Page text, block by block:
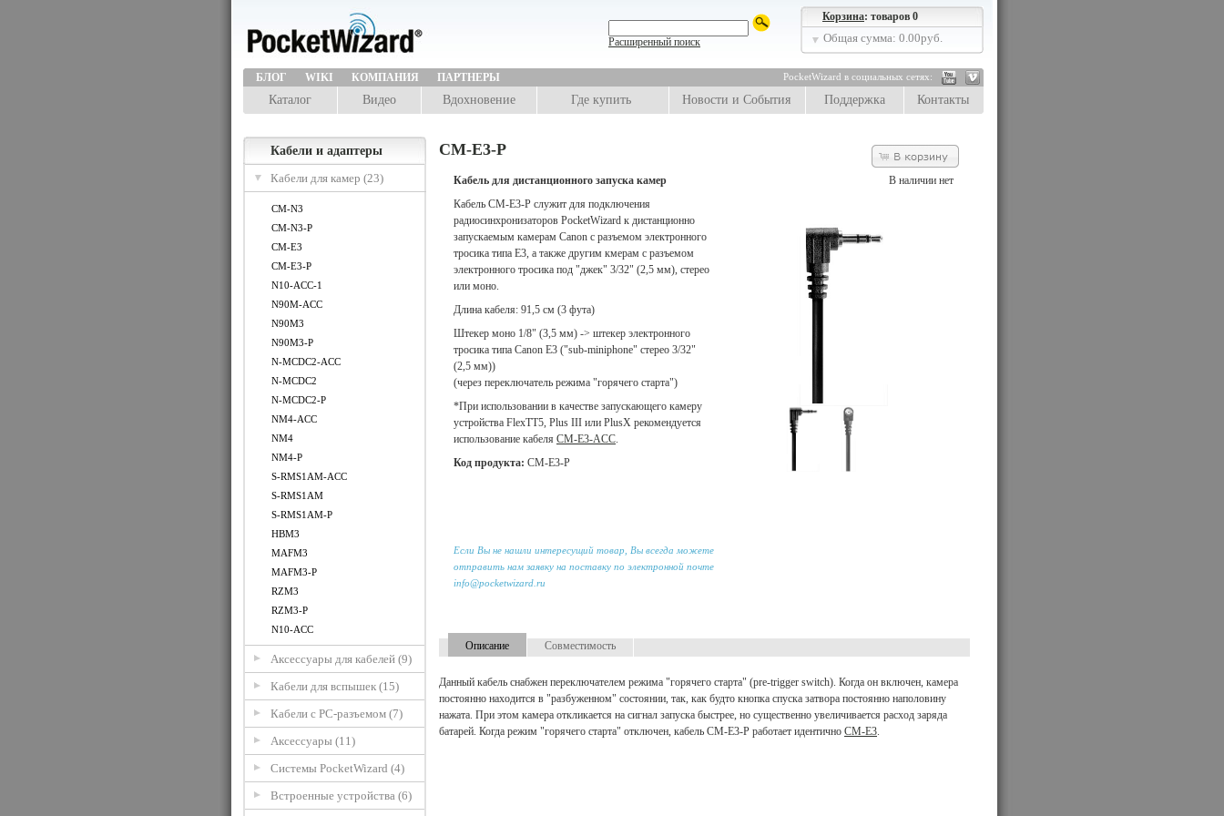
Корзина: товаров 0
Общая сумма: 0.00руб.
Расширенный поиск
БЛОГ WIKI КОМПАНИЯ ПАРТНЕРЫ PocketWizard в социальных сетях:
Каталог Видео Вдохновение Где купить Новости и События Поддержка Контакты
Кабели и адаптеры
Кабели для камер (23)
CM-N3
CM-N3-P
CM-E3
CM-E3-P
N10-ACC-1
N90M-ACC
N90M3
N90M3-P
N-MCDC2-ACC
N-MCDC2
N-MCDC2-P
NM4-ACC
NM4
NM4-P
S-RMS1AM-ACC
S-RMS1AM
S-RMS1AM-P
HBM3
MAFM3
MAFM3-P
RZM3
RZM3-P
N10-ACC
Аксессуары для кабелей (9)
Кабели для вспышек (15)
Кабели с PC-разъемом (7)
Аксессуары (11)
Системы PocketWizard (4)
Встроенные устройства (6)
В наличии нет
CM-E3-P
Кабель для дистанционного запуска камер
Кабель CM-E3-P служит для подключения
радиосинхронизаторов PocketWizard к дистанционно
запускаемым камерам Canon с разъемом электронного
тросика типа E3, а также другим кмерам с разъемом
электронного тросика под "джек" 3/32" (2,5 мм), стерео
или моно.
Длина кабеля: 91,5 см (3 фута)
Штекер моно 1/8" (3,5 мм) -> штекер электронного
тросика типа Canon E3 ("sub-miniphone" стерео 3/32"
(2,5 мм))
(через переключатель режима "горячего старта")
*При использовании в качестве запускающего камеру
устройства FlexTT5, Plus III или PlusX рекомендуется
использование кабеля CM-E3-ACC.
Код продукта: CM-E3-P
Если Вы не нашли интересущий товар, Вы всегда можете
отправить нам заявку на поставку по электронной почте
info@pocketwizard.ru
Описание Совместимость
Данный кабель снабжен переключателем режима "горячего старта" (pre-trigger switch). Когда он включен, камера
постоянно находится в "разбуженном" состоянии, так, как будто кнопка спуска затвора постоянно наполовину
нажата. При этом камера откликается на сигнал запуска быстрее, но существенно увеличивается расход заряда
батарей. Когда режим "горячего старта" отключен, кабель CM-E3-P работает идентично CM-E3.